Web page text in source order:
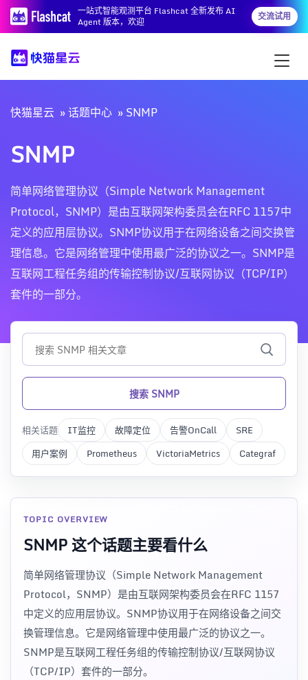
一站式智能观测平台 Flashcat 全新发布 AI
Agent 版本，欢迎
交流试用
快猫星云 话题中心 SNMP
SNMP
简单网络管理协议（Simple Network Management
Protocol，SNMP）是由互联网架构委员会在RFC 1157中
定义的应用层协议。SNMP协议用于在网络设备之间交换管
理信息。它是网络管理中使用最广泛的协议之一。SNMP是
互联网工程任务组的传输控制协议/互联网协议（TCP/IP）
套件的一部分。
搜索 SNMP
相关话题 IT监控 故障定位 告警OnCall
SRE
用户案例
Prometheus VictoriaMetrics Categraf
TOPIC OVERVIEW
SNMP 这个话题主要看什么
简单网络管理协议（Simple Network Management
Protocol，SNMP）是由互联网架构委员会在RFC 1157
中定义的应用层协议。SNMP协议用于在网络设备之间交
换管理信息。它是网络管理中使用最广泛的协议之一。
SNMP是互联网工程任务组的传输控制协议/互联网协议
（TCP/IP）套件的一部分。